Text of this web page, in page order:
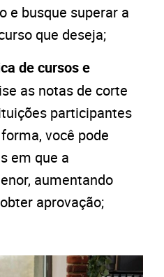
e busque superar a
que deseja;
de cursos e
as notas de corte
participantes
você pode
em que a
aumentando
aprovação;